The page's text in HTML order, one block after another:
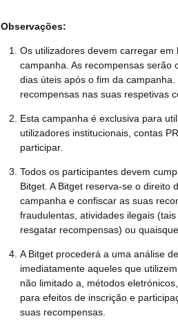
Observações:
Os utilizadores devem carregar em
campanha. As recompensas serão
dias úteis após o fim da
recompensas nas suas respetivas
Esta campanha é exclusiva para
utilizadores institucionais, contas
participar.
Todos os participantes devem
Bitget. A Bitget reserva-se o direito
campanha e confiscar as suas
fraudulentas, atividades ilegais
resgatar recompensas) ou
A Bitget procederá a uma análise
imediatamente aqueles que
não limitado a, métodos
para efeitos de inscrição e
suas recompensas.